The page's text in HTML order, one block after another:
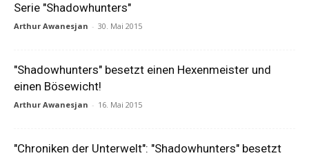
Serie "Shadowhunters"
Arthur Awanesjan - 30. Mai 2015
"Shadowhunters" besetzt einen Hexenmeister und
einen Bösewicht!
Arthur Awanesjan - 16. Mai 2015
"Chroniken der Unterwelt": "Shadowhunters" besetzt